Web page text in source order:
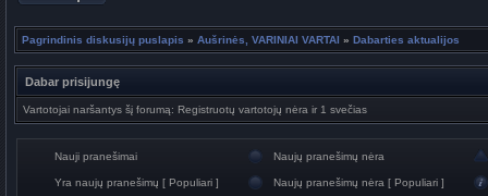
Pagrindinis diskusijų puslapis » Aušrinės, VARINIAI VARTAI » Dabarties aktualijos
Dabar prisijungę
Vartotojai naršantys šį forumą: Registruotų vartotojų nėra ir 1 svečias
Nauji pranešimai Naujų pranešimų nėra
Yra naujų pranešimų [ Populiari ] Naujų pranešimų nėra [ Populiari ]